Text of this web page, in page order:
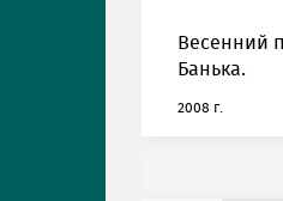
Весенний
Банька.
2008 г.